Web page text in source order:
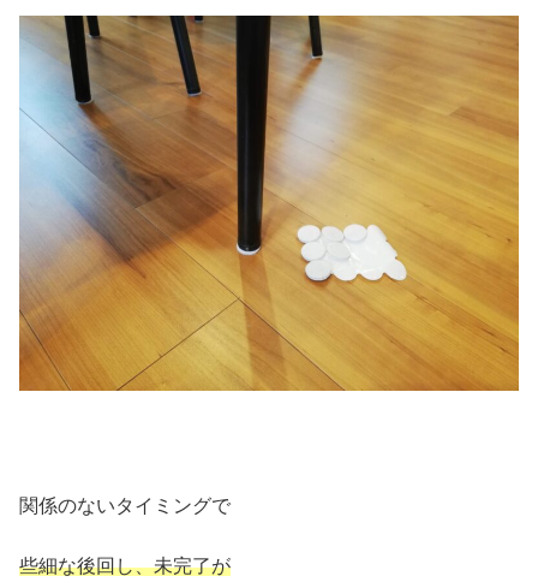
関係のないタイミングで
些細な後回し、未完了が